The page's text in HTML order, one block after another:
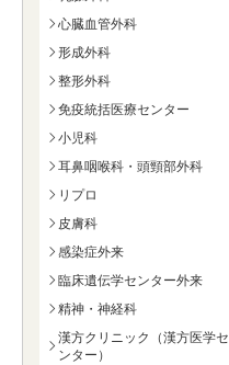
心臓血管外科
形成外科
整形外科
免疫統括医療センター
小児科
耳鼻咽喉科・頭頸部外科
リプロ
皮膚科
感染症外来
臨床遺伝学センター外来
精神・神経科
漢方クリニック（漢方医学セ
ンター）